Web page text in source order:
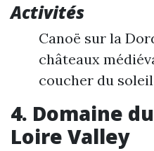
Activités
Canoë sur la
châteaux
coucher du soleil
4. Domaine
Loire Valley